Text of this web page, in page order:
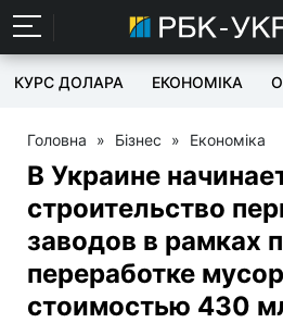
КУРС ДОЛАРА ЕКОНОМІКА
Головна » Бізнес » Економіка
В Украине
строительство
заводов в рамках
переработке
стоимостью 430